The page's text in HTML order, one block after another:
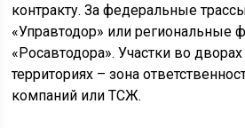
контракту. За федеральные
«Управтодор» или региональные
«Росавтодора». Участки во
территориях – зона
компаний или ТСЖ.